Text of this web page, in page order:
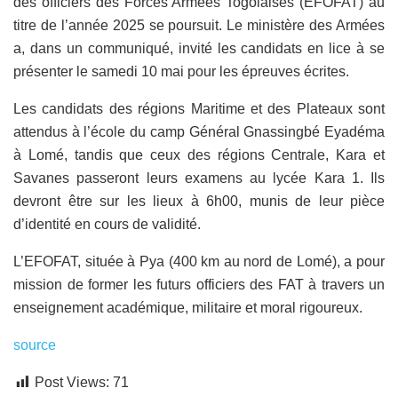
titre de l’année 2025 se poursuit. Le ministère des Armées
a, dans un communiqué, invité les candidats en lice à se
présenter le samedi 10 mai pour les épreuves écrites.
Les candidats des régions Maritime et des Plateaux sont
attendus à l’école du camp Général Gnassingbé Eyadéma
à Lomé, tandis que ceux des régions Centrale, Kara et
Savanes passeront leurs examens au lycée Kara 1. Ils
devront être sur les lieux à 6h00, munis de leur pièce
d’identité en cours de validité.
L’EFOFAT, située à Pya (400 km au nord de Lomé), a pour
mission de former les futurs officiers des FAT à travers un
enseignement académique, militaire et moral rigoureux.
source
Post Views: 71